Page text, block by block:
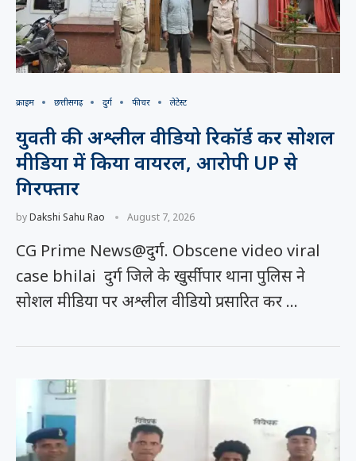
क्राइम छत्तीसगढ़ दुर्ग फीचर लेटेस्ट
युवती की अश्लील वीडियो रिकॉर्ड कर सोशल
मीडिया में किया वायरल, आरोपी UP से
गिरफ्तार
byDakshi Sahu Rao August 7, 2026
CG Prime News@दुर्ग. Obscene video viral
case bhilai दुर्ग जिले के खुर्सीपार थाना पुलिस ने
सोशल मीडिया पर अश्लील वीडियो प्रसारित कर …